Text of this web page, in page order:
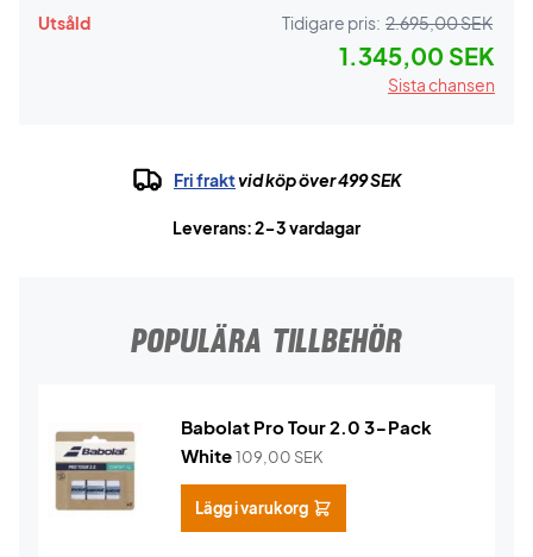
Utsåld Tidigare pris: 2.695,00 SEK
1.345,00 SEK
Sista chansen
Fri fraktvid köp över 499 SEK
Leverans: 2-3 vardagar
POPULÄRA TILLBEHÖR
Babolat Pro Tour 2.0 3-Pack
White109,00 SEK
Lägg i varukorg